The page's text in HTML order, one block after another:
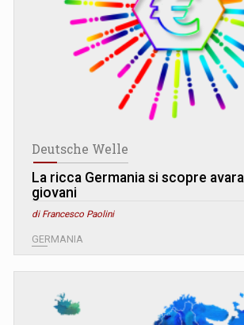
Deutsche Welle
La ricca Germania si scopre
giovani
di Francesco Paolini
GERMANIA